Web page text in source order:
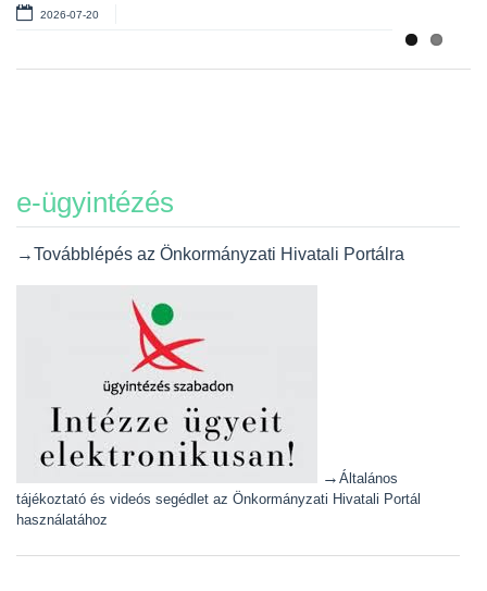
2026-07-20
e-ügyintézés
→Továbblépés az Önkormányzati Hivatali Portálra
→ Általános
tájékoztató és videós segédlet az Önkormányzati Hivatali Portál
használatához